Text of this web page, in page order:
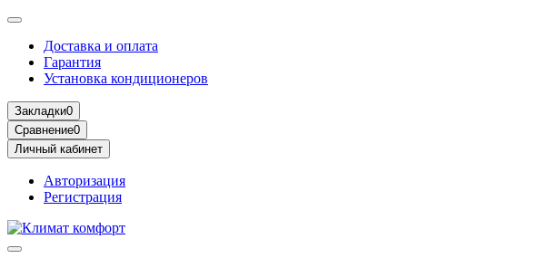
Доставка и оплата
Гарантия
Установка кондиционеров
Закладки0
Сравнение0
Личный кабинет
Авторизация
Регистрация